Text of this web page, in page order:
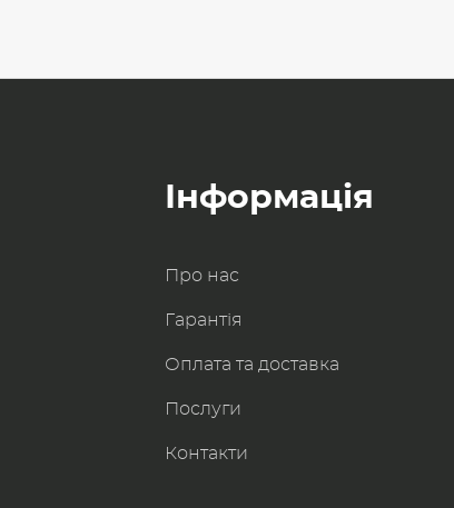
Інформація
Про нас
Гарантія
Оплата та доставка
Послуги
Контакти